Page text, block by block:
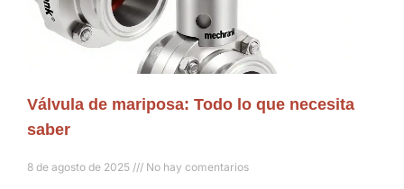
Válvula de mariposa: Todo lo que necesita
saber
8 de agosto de 2025 No hay comentarios